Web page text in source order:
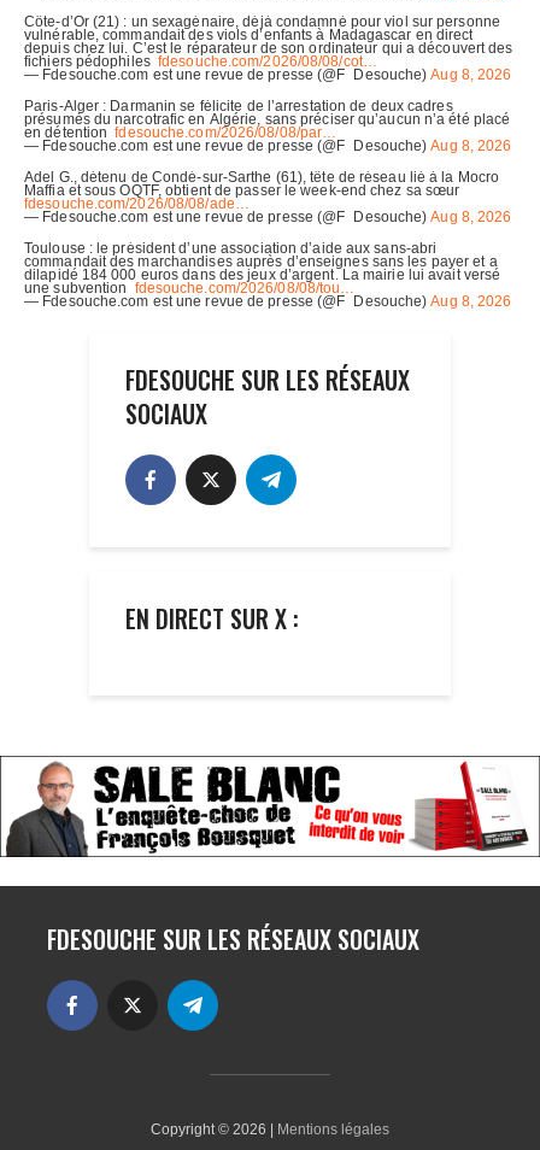
FDESOUCHE SUR LES RÉSEAUX
SOCIAUX
EN DIRECT SUR X :
FDESOUCHE SUR LES RÉSEAUX SOCIAUX
Copyright © 2026 | Mentions légales